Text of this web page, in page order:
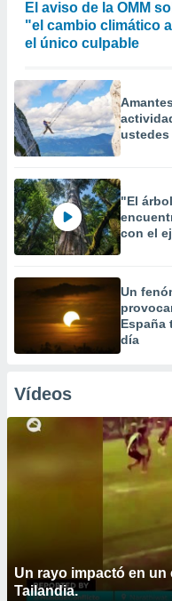
El aviso de la OMM
"el cambio climático
el único culpable
ustedes
"El
con el
Un
España
día
Vídeos
Un rayo impactó en
Tailandia.